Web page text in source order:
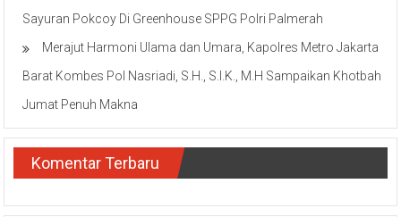
Sayuran Pokcoy Di Greenhouse SPPG Polri Palmerah
Merajut Harmoni Ulama dan Umara, Kapolres Metro Jakarta
Barat Kombes Pol Nasriadi, S.H., S.I.K., M.H Sampaikan Khotbah
Jumat Penuh Makna
Komentar Terbaru